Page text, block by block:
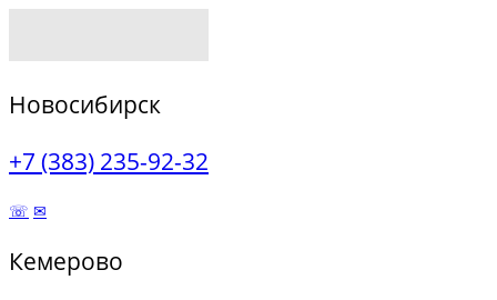
Новосибирск
+7 (383) 235-92-32
☏ ✉
Кемерово